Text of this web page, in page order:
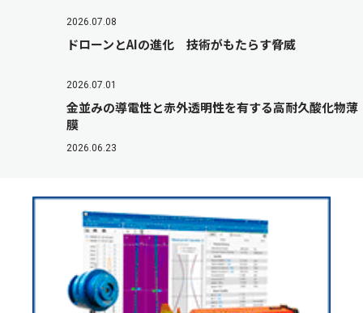
2026.07.08
ドローンとAIの進化 技術がもたらす脅威
2026.07.01
金並みの導電性と赤外透明性を有する高耐久酸化物薄
膜
2026.06.23